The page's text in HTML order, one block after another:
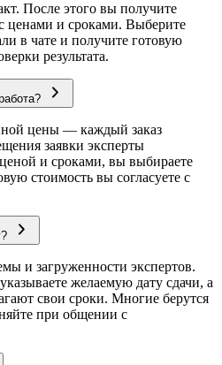
После этого вы получите
ценами и сроками. Выберите
в чате и получите готовую
результата.
цены — каждый заказ
заявки эксперты
и сроками, вы выбираете
стоимость вы согласуете с
и загруженности экспертов.
желаемую дату сдачи, а
свои сроки. Многие берутся
при общении с